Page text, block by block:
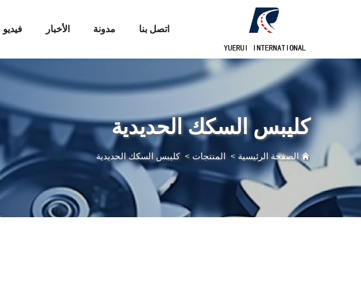
فيديو الأخبار مدونة اتصل بنا
كليبس السكك الحديدية
الصفحة الرئيسية > المنتجات >كليبس السكك الحديدية